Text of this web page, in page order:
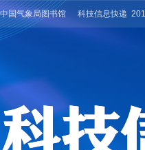
中国气象局图书馆 科技信息快递